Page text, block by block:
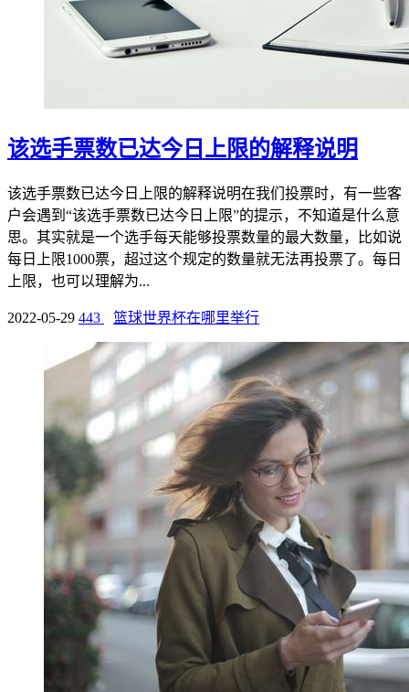
该选手票数已达今日上限的解释说明
该选手票数已达今日上限的解释说明在我们投票时，有一些客
户会遇到“该选手票数已达今日上限”的提示，不知道是什么意
思。其实就是一个选手每天能够投票数量的最大数量，比如说
每日上限1000票，超过这个规定的数量就无法再投票了。每日
上限，也可以理解为...
2022-05-29 443 篮球世界杯在哪里举行